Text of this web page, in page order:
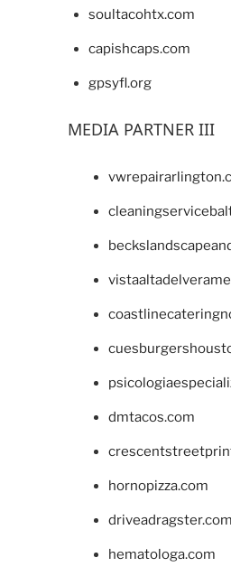
soultacohtx.com
capishcaps.com
gpsyfl.org
MEDIA PARTNER III
dmtacos.com
hornopizza.com
driveadragster.com
hematologa.com